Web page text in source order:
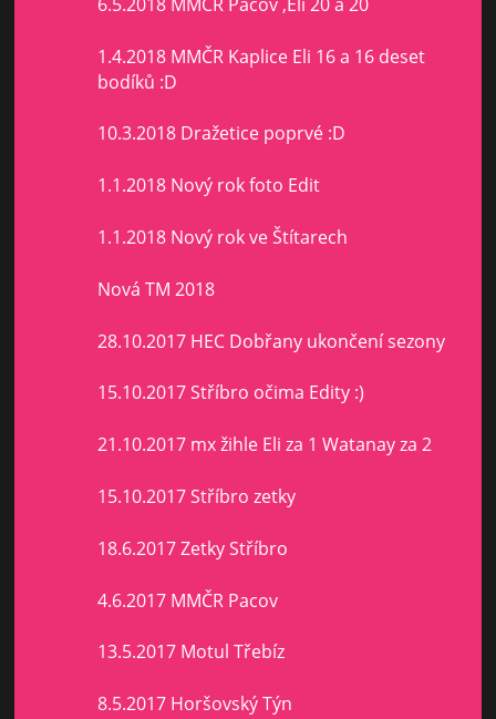
1.4.2018 MMČR Kaplice Eli 16 a 16 deset
bodíků :D
10.3.2018 Dražetice poprvé :D
1.1.2018 Nový rok foto Edit
1.1.2018 Nový rok ve Štítarech
Nová TM 2018
28.10.2017 HEC Dobřany ukončení sezony
15.10.2017 Stříbro očima Edity :)
21.10.2017 mx žihle Eli za 1 Watanay za 2
15.10.2017 Stříbro zetky
18.6.2017 Zetky Stříbro
4.6.2017 MMČR Pacov
13.5.2017 Motul Třebíz
8.5.2017 Horšovský Týn